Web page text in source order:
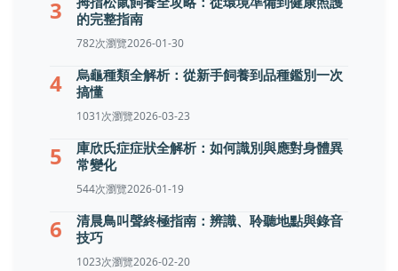
3
的完整指南
782次瀏覽2026-01-30
4
烏龜種類全解析：從新手飼養到品種鑑別一次
搞懂
1031次瀏覽2026-03-23
5
庫欣氏症症狀全解析：如何識別與應對身體異
常變化
544次瀏覽2026-01-19
6
清晨鳥叫聲終極指南：辨識、聆聽地點與錄音
技巧
1023次瀏覽2026-02-20